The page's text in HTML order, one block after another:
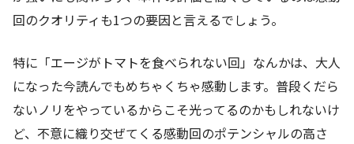
回のクオリティも1つの要因と言えるでしょう。
特に「エージがトマトを食べられない回」なんかは、大人
になった今読んでもめちゃくちゃ感動します。普段くだら
ないノリをやっているからこそ光ってるのかもしれないけ
ど、不意に織り交ぜてくる感動回のポテンシャルの高さ